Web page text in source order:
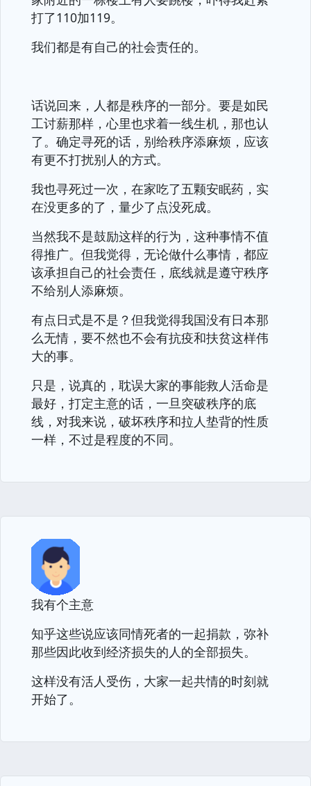
打了110加119。
我们都是有自己的社会责任的。
话说回来，人都是秩序的一部分。要是如民
工讨薪那样，心里也求着一线生机，那也认
了。确定寻死的话，别给秩序添麻烦，应该
有更不打扰别人的方式。
我也寻死过一次，在家吃了五颗安眠药，实
在没更多的了，量少了点没死成。
当然我不是鼓励这样的行为，这种事情不值
得推广。但我觉得，无论做什么事情，都应
该承担自己的社会责任，底线就是遵守秩序
不给别人添麻烦。
有点日式是不是？但我觉得我国没有日本那
么无情，要不然也不会有抗疫和扶贫这样伟
大的事。
只是，说真的，耽误大家的事能救人活命是
最好，打定主意的话，一旦突破秩序的底
线，对我来说，破坏秩序和拉人垫背的性质
一样，不过是程度的不同。
我有个主意
知乎这些说应该同情死者的一起捐款，弥补
那些因此收到经济损失的人的全部损失。
这样没有活人受伤，大家一起共情的时刻就
开始了。